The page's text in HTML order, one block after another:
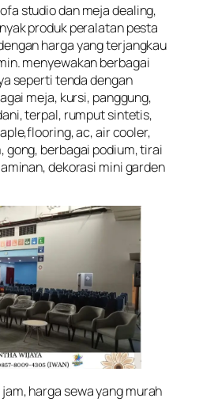
studio dan meja dealing,
produk peralatan pesta
harga yang terjangkau
menyewakan berbagai
seperti tenda dengan
meja, kursi, panggung,
terpal, rumput sintetis,
ac, air cooler,
gong, berbagai podium, tirai
dekorasi mini garden
harga sewa yang murah